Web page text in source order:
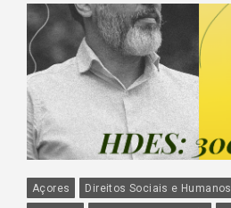
Açores Direitos Sociais e Humanos